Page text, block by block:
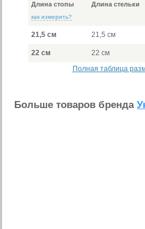
Длина стопы
как измерить?
Длина стельки
21,5 см 21,5 см
22 см 22 см
Полная таблица
Больше товаров бренда